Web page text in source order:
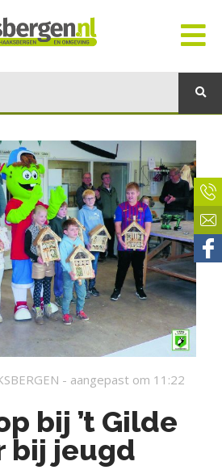
- aangepast om 11:22
bij ’t Gilde
bij jeugd